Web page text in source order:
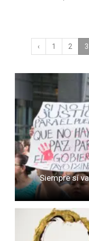
‹ 1 2 3
Siempre sí